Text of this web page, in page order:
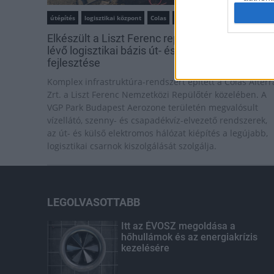
útépítés logisztikai központ Colas
Elkészült a Liszt Ferenc repülőtér közelében
lévő logisztikai bázis út- és közműhálózatának
fejlesztése
Komplex infrastruktúra-rendszert épített a Colas
Zrt. a Liszt Ferenc Nemzetközi Repülőtér közelében. A
VGP Park Budapest Aerozone területén megvalósult
vízellátó, szenny- és csapadékvíz-elvezető rendszerek,
az út- és külső elektromos hálózat kiépítés a legújabb,
logisztikai csarnok kiszolgálását szolgálja.
LEGOLVASOTTABB
Itt az ÉVOSZ megoldása a
hőhullámok és az energiakrízis
kezelésére